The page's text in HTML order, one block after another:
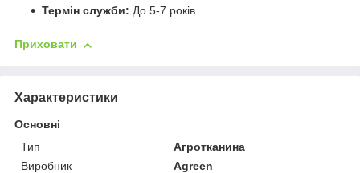
Термін служби: До 5-7 років
Приховати
Характеристики
Основні
Тип
Агротканина
Виробник
Agreen